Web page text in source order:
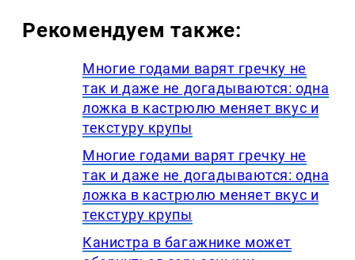
Рекомендуем также:
Многие годами варят гречку не
так и даже не догадываются: одна
ложка в кастрюлю меняет вкус и
текстуру крупы
Многие годами варят гречку не
так и даже не догадываются: одна
ложка в кастрюлю меняет вкус и
текстуру крупы
Канистра в багажнике может